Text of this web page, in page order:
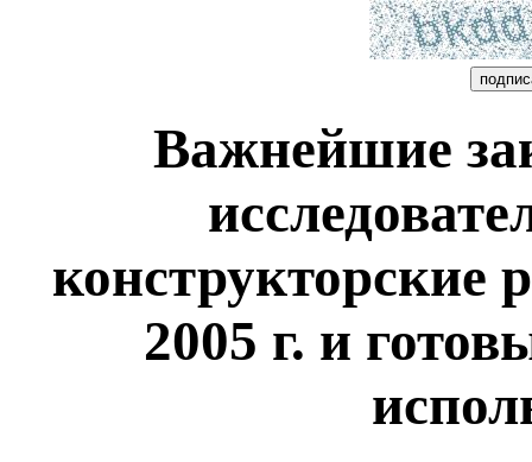
Важнейшие
конструкторские
2005 г. и